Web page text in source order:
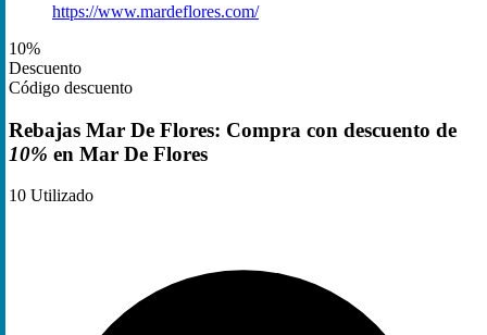
https://www.mardeflores.com/
10%
Descuento
Código descuento
Rebajas Mar De Flores: Compra con descuento de
10% en Mar De Flores
10 Utilizado